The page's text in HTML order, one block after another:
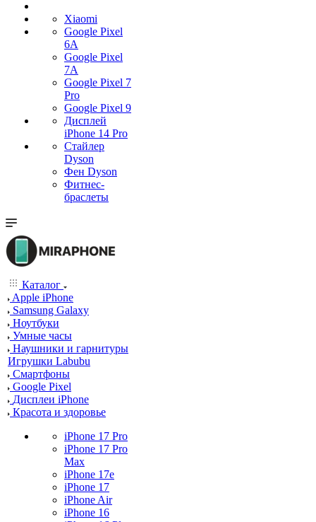
Xiaomi
Google Pixel
6A
Google Pixel
7А
Google Pixel 7
Pro
Google Pixel 9
Дисплей
iPhone 14 Pro
Стайлер
Dyson
Фен Dyson
Фитнес-
браслеты
Каталог
Apple iPhone
Samsung Galaxy
Ноутбуки
Умные часы
Наушники и гарнитуры
Игрушки Labubu
Смартфоны
Google Pixel
Дисплеи iPhone
Красота и здоровье
iPhone 17 Pro
iPhone 17 Pro
Max
iPhone 17e
iPhone 17
iPhone Air
iPhone 16